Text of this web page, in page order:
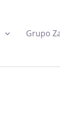
Grupo